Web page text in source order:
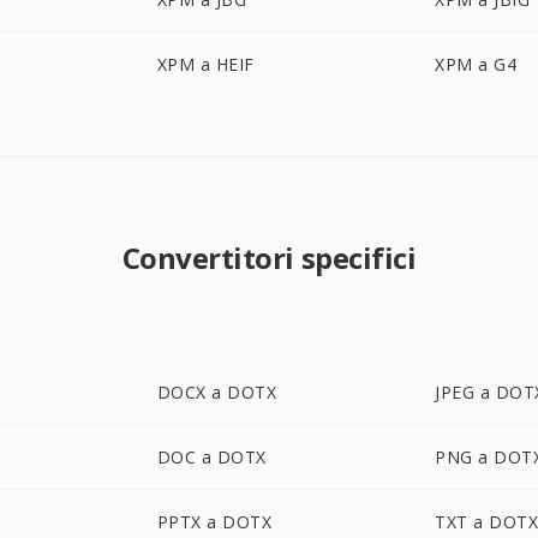
XPM a HEIF XPM a G4
Convertitori specifici
DOCX a DOTX JPEG a
DOC a DOTX PNG a
PPTX a DOTX TXT a DOTX